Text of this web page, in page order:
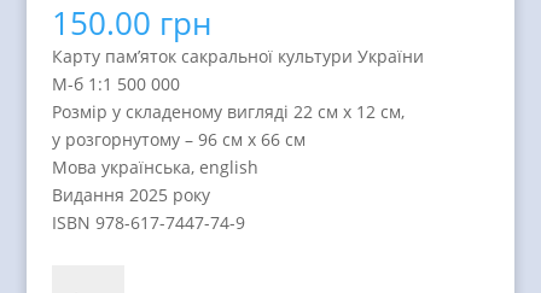
150.00 грн
Карту пам’яток сакральної культури України
М-б 1:1 500 000
Розмір у складеному вигляді 22 см х 12 см,
у розгорнутому – 96 см х 66 см
Мова українська, english
Видання 2025 року
ISBN 978-617-7447-74-9